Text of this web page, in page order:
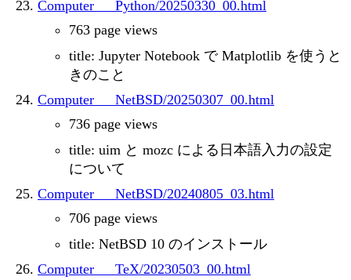
Computer___Python/20250330_00.html
763 page views
title: Jupyter Notebook で Matplotlib を使うと
きのこと
Computer___NetBSD/20250307_00.html
736 page views
title: uim と mozc による日本語入力の設定
について
Computer___NetBSD/20240805_03.html
706 page views
title: NetBSD 10 のインストール
Computer___TeX/20230503_00.html